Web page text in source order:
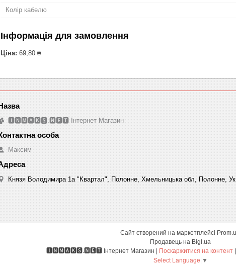
Колір кабелю
Інформація для замовлення
Ціна: 69,80 ₴
🅸🅽🅼🅰🅺🆂.🅽🅴🆃 Інтернет Магазин
Максим
Князя Володимира 1а "Квартал", Полонне, Хмельницька обл, Полонне,
Сайт створений на маркетплейсі
Продавець на Bigl.ua
Поскаржитися на контент
Select Language ▼